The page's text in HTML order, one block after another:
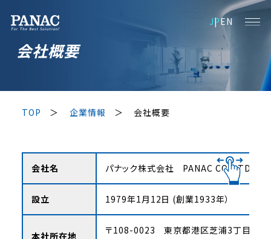
JPEN
会社概要
TOP 企業情報 会社概要
会社名 パナック株式会社 PANAC CO.,LTD.
設立 1979年1月12日 (創業1933年）
本社所在地
〒108-0023 東京都港区芝浦3丁目1番1